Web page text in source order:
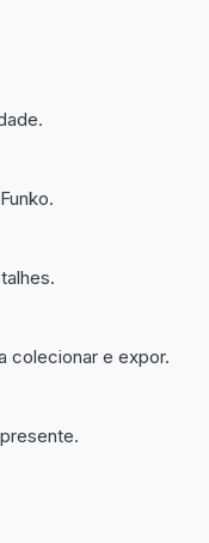
colecionar e expor.